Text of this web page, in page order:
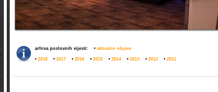
arhiva poslovnih vijesti: • aktualne objave
• 2018 • 2017 • 2016 • 2015 • 2014 • 2013 • 2012 • 2011